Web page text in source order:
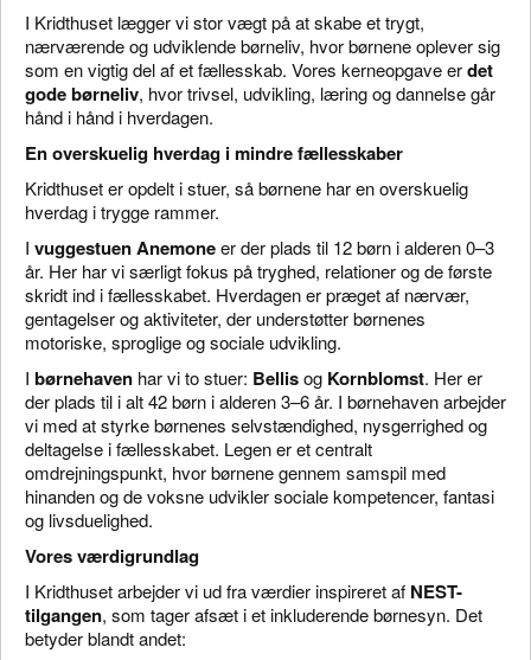
I Kridthuset lægger vi stor vægt på at skabe et trygt,
nærværende og udviklende børneliv, hvor børnene oplever sig
som en vigtig del af et fællesskab. Vores kerneopgave erdet
gode børneliv, hvor trivsel, udvikling, læring og dannelse går
hånd i hånd i hverdagen.
En overskuelig hverdag i mindre fællesskaber
Kridthuset er opdelt i stuer, så børnene har en overskuelig
hverdag i trygge rammer.
I vuggestuen Anemoneer der plads til 12 børn i alderen 0–3
år. Her har vi særligt fokus på tryghed, relationer og de første
skridt ind i fællesskabet. Hverdagen er præget af nærvær,
gentagelser og aktiviteter, der understøtter børnenes
motoriske, sproglige og sociale udvikling.
I børnehaven har vi to stuer: Bellisog Kornblomst. Her er
der plads til i alt 42 børn i alderen 3–6 år. I børnehaven arbejder
vi med at styrke børnenes selvstændighed, nysgerrighed og
deltagelse i fællesskabet. Legen er et centralt
omdrejningspunkt, hvor børnene gennem samspil med
hinanden og de voksne udvikler sociale kompetencer, fantasi
og livsduelighed.
Vores værdigrundlag
I Kridthuset arbejder vi ud fra værdier inspireret af NEST-
tilgangen, som tager afsæt i et inkluderende børnesyn. Det
betyder blandt andet: